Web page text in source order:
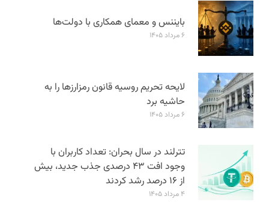
بایننس و معمای همکاری با دولت‌ها
۶ مرداد ۱۴۰۵
لایحه تحریم روسیه قانون رمزارزها را به
حاشیه برد
۶ مرداد ۱۴۰۵
تترلند در سال بحران: تعداد کاربران با
وجود افت ۴۳ درصدی جذب جدید، بیش
از ۱۶ درصد رشد کردند
۴ مرداد ۱۴۰۵